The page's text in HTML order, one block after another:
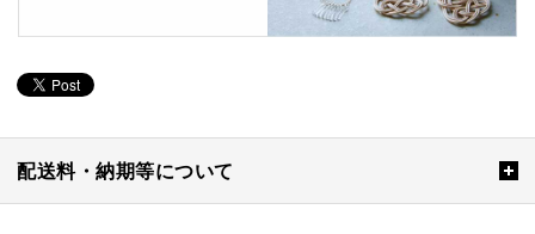
配送料・納期等について